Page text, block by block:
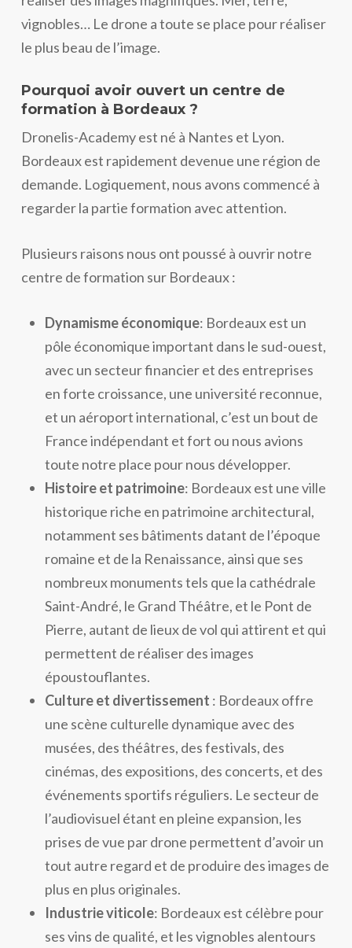
vignobles… Le drone a toute se place pour réaliser
le plus beau de l’image.
Pourquoi avoir ouvert un centre de
formation à Bordeaux ?
Dronelis-Academy est né à Nantes et Lyon.
Bordeaux est rapidement devenue une région de
demande. Logiquement, nous avons commencé à
regarder la partie formation avec attention.
Plusieurs raisons nous ont poussé à ouvrir notre
centre de formation sur Bordeaux :
Dynamisme économique: Bordeaux est un
pôle économique important dans le sud-ouest,
avec un secteur financier et des entreprises
en forte croissance, une université reconnue,
et un aéroport international, c’est un bout de
France indépendant et fort ou nous avions
toute notre place pour nous développer.
Histoire et patrimoine: Bordeaux est une ville
historique riche en patrimoine architectural,
notamment ses bâtiments datant de l’époque
romaine et de la Renaissance, ainsi que ses
nombreux monuments tels que la cathédrale
Saint-André, le Grand Théâtre, et le Pont de
Pierre, autant de lieux de vol qui attirent et qui
permettent de réaliser des images
époustouflantes.
Culture et divertissement : Bordeaux offre
une scène culturelle dynamique avec des
musées, des théâtres, des festivals, des
cinémas, des expositions, des concerts, et des
événements sportifs réguliers. Le secteur de
l’audiovisuel étant en pleine expansion, les
prises de vue par drone permettent d’avoir un
tout autre regard et de produire des images de
plus en plus originales.
Industrie viticole: Bordeaux est célèbre pour
ses vins de qualité, et les vignobles alentours